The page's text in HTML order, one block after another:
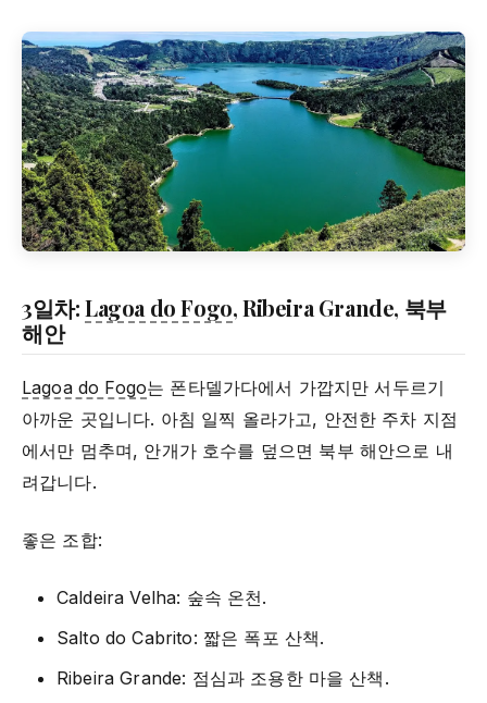
3일차:Lagoa do Fogo, Ribeira Grande, 북부
해안
Lagoa do Fogo는 폰타델가다에서 가깝지만 서두르기
아까운 곳입니다. 아침 일찍 올라가고, 안전한 주차 지점
에서만 멈추며, 안개가 호수를 덮으면 북부 해안으로 내
려갑니다.
좋은 조합:
Caldeira Velha: 숲속 온천.
Salto do Cabrito: 짧은 폭포 산책.
Ribeira Grande: 점심과 조용한 마을 산책.